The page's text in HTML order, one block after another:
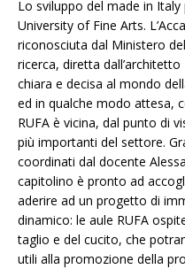
Lo sviluppo del made in
University of Fine Arts.
riconosciuta dal Ministero
ricerca, diretta
chiara e decisa al mondo
ed in qualche modo attesa,
RUFA è vicina, dal punto di
più importanti del settore.
coordinati dal docente
capitolino è pronto ad
aderire ad un progetto di
dinamico: le aule RUFA
taglio e del cucito, che
utili alla promozione della